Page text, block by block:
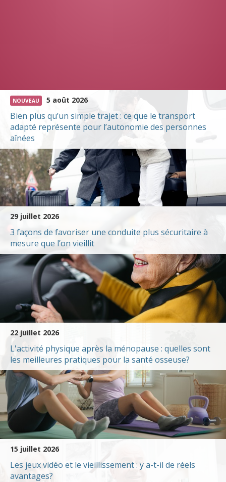
NOUVEAU 5 août 2026
Bien plus qu’un simple trajet : ce que le transport
adapté représente pour l’autonomie des personnes
aînées
29 juillet 2026
3 façons de favoriser une conduite plus sécuritaire à
mesure que l’on vieillit
22 juillet 2026
L'activité physique après la ménopause : quelles sont
les meilleures pratiques pour la santé osseuse?
15 juillet 2026
Les jeux vidéo et le vieillissement : y a-t-il de réels
avantages?